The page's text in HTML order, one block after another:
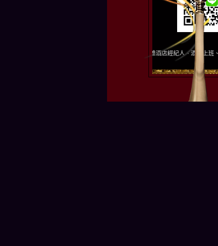
供各項酒店職缺︰台南酒店經紀人、高雄酒店經紀人、酒店上班、酒店工作、酒